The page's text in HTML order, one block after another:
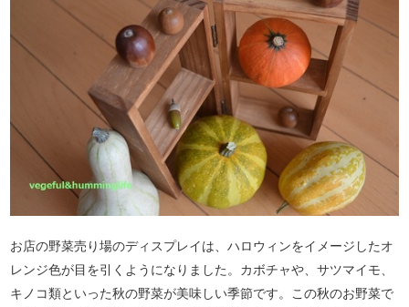
お店の野菜売り場のディスプレイは、ハロウィンをイメージしたオ
レンジ色が目を引くようになりました。カボチャや、サツマイモ、
キノコ類といった秋の野菜が美味しい季節です。この秋のお野菜で